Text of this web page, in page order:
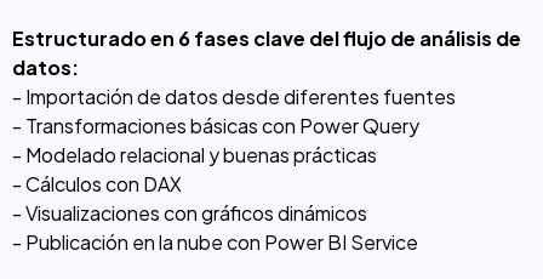
Estructurado en 6 fases clave del flujo de análisis de
datos:
- Importación de datos desde diferentes fuentes
- Transformaciones básicas con Power Query
- Modelado relacional y buenas prácticas
- Cálculos con DAX
- Visualizaciones con gráficos dinámicos
- Publicación en la nube con Power BI Service